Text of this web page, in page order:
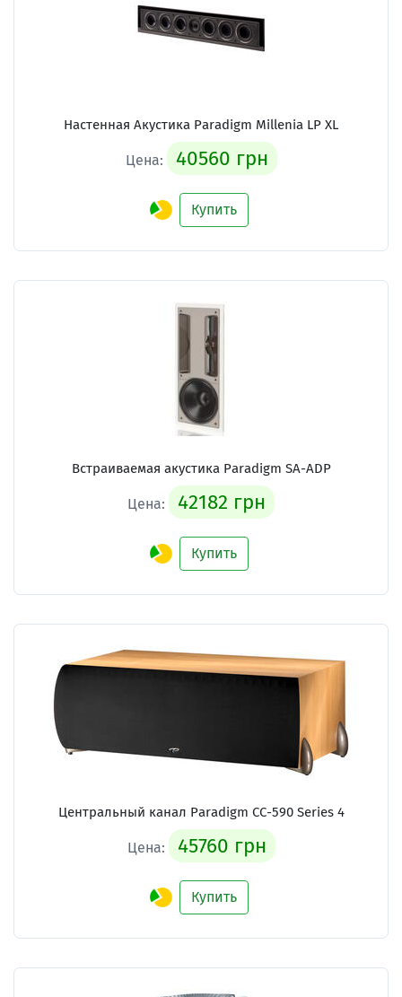
Настенная Акустика Paradigm Millenia LP XL
Цена: 40560 грн
Купить
Встраиваемая акустика Paradigm SA-ADP
Цена: 42182 грн
Купить
Центральный канал Paradigm CC-590 Series 4
Цена: 45760 грн
Купить